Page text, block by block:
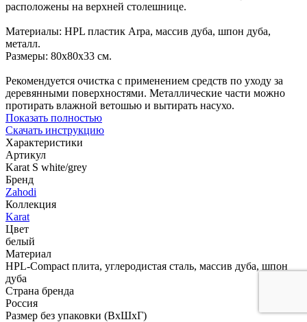
расположены на верхней столешнице.
Материалы: HPL пластик Arpa, массив дуба, шпон дуба,
металл.
Размеры: 80х80х33 см.
Рекомендуется очистка с применением средств по уходу за
деревянными поверхностями. Металлические части можно
протирать влажной ветошью и вытирать насухо.
Показать полностью
Скачать инструкцию
Характеристики
Артикул
Karat S white/grey
Бренд
Zahodi
Коллекция
Karat
Цвет
белый
Материал
HPL-Compact плита, углеродистая сталь, массив дуба, шпон
дуба
Страна бренда
Россия
Размер без упаковки (ВхШхГ)